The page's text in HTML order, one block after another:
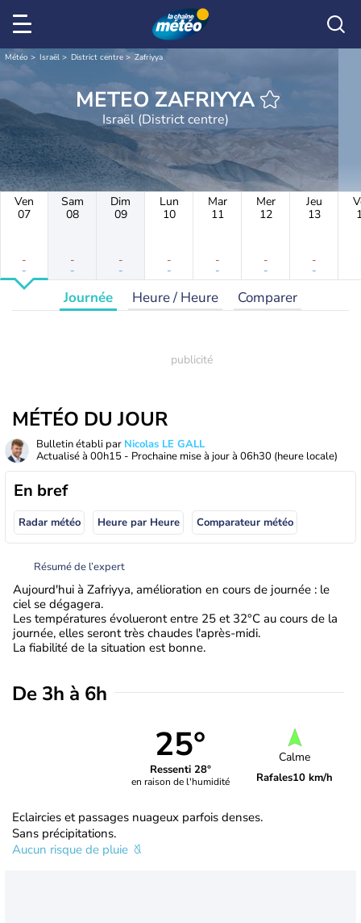
Météo Israël District centre Zafriyya
METEO ZAFRIYYA
Israël (District centre)
Ven
07
-
-
Sam
08
-
-
Dim
09
-
-
Lun
10
-
-
Mar
11
-
-
Mer
12
-
-
Jeu
13
-
-
Journée Heure / Heure Comparer
MÉTÉO DU JOUR
Bulletin établi par Nicolas LE GALL
Actualisé à 00h15 - Prochaine mise à jour à 06h30 (heure locale)
En bref
Radar météo Heure par Heure Comparateur météo
Résumé de l’expert
Aujourd'hui à Zafriyya, amélioration en cours de journée : le
ciel se dégagera.
Les températures évolueront entre 25 et 32°C au cours de la
journée, elles seront très chaudes l'après-midi.
La fiabilité de la situation est bonne.
De 3h à 6h
25°
Ressenti 28°
en raison de l'humidité
Calme
Rafales10 km/h
Eclaircies et passages nuageux parfois denses.
Sans précipitations.
Aucun risque de pluie